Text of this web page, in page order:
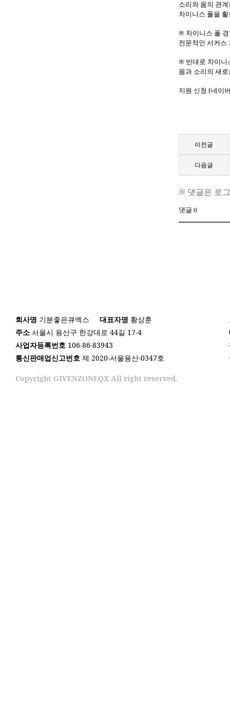
소리와 몸의 관
차이니스 폴을
※ 차이니스 폴
전문적인 서커스
※ 반대로 차이니
몸과 소리의 새
지원 신청 (네이
이전글
다음글
※ 댓글은 로
댓글 0
회사명 기분좋은큐엑스 대표자명 황상훈
주소 서울시 용산구 한강대로 44길 17-4
사업자등록번호 106-86-83943
통신판매업신고번호 제 2020-서울용산-0347호
Copyright GIVENZONEQX All right reserved.